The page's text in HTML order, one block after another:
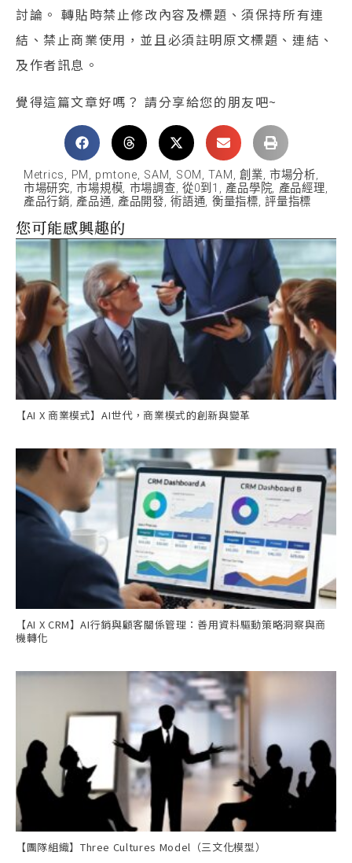
討論。 轉貼時禁止修改內容及標題、須保持所有連
結、禁止商業使用，並且必須註明原文標題、連結、
及作者訊息。
覺得這篇文章好嗎？ 請分享給您的朋友吧~
Metrics, PM, pmtone, SAM, SOM,TAM,創業, 市場分析,
市場研究,市場規模, 市場調查,從0到1 , 產品學院, 產品經理,
產品行銷, 產品通, 產品開發,術語通, 衡量指標,評量指標
您可能感興趣的
【AI X 商業模式】AI世代，商業模式的創新與變革
【AI X CRM】AI行銷與顧客關係管理：善用資料驅動策略洞察與商
機轉化
【團隊組織】Three Cultures Model（三文化模型）